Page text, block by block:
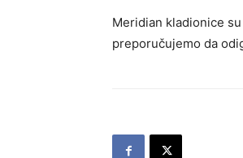
Meridian kladionice
preporučujemo da